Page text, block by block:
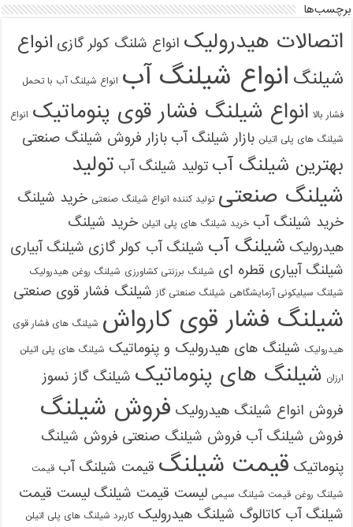
برچسب‌ها
اتصالات هیدرولیک انواع شلنگ کولر گازی انواع
شیلنگ انواع شیلنگ آب انواع شیلنگ آب با تحمل
فشار بالا انواع شیلنگ فشار قوی پنوماتیک انواع
شیلنگ های پلی اتیلن بازار شیلنگ آب بازار فروش شیلنگ صنعتی
بهترین شیلنگ آب تولید شیلنگ آب تولید
شیلنگ صنعتی تولید کننده انواع شیلنگ صنعتی خرید شیلنگ
خرید شیلنگ آب خرید شیلنگ های پلی اتیلن خرید شیلنگ
هیدرولیک شیلنگ آب شیلنگ آب کولر گازی شیلنگ آبیاری
شیلنگ آبیاری قطره ای شیلنگ برزنتی کشاورزی شیلنگ روغن هیدرولیک
شیلنگ سیلیکونی آزمایشگاهی شیلنگ صنعتی گاز شیلنگ فشار قوی صنعتی
شیلنگ فشار قوی کارواش شیلنگ های فشار قوی
هیدرولیک شیلنگ های هیدرولیک و پنوماتیک شیلنگ های پلی اتیلن
ارزان شیلنگ های پنوماتیک شیلنگ گاز نسوز
فروش انواع شیلنگ هیدرولیک فروش شیلنگ
فروش شیلنگ آب فروش شیلنگ صنعتی فروش شیلنگ
پنوماتیک قیمت شیلنگ قیمت شیلنگ آب قیمت
شیلنگ روغن قیمت شیلنگ سیمی لیست قیمت شیلنگ لیست قیمت
شیلنگ آب کاتالوگ شیلنگ هیدرولیک کاربرد شیلنگ های پلی اتیلن
09121161360